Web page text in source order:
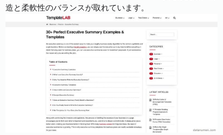
造と柔軟性のバランスが取れています。